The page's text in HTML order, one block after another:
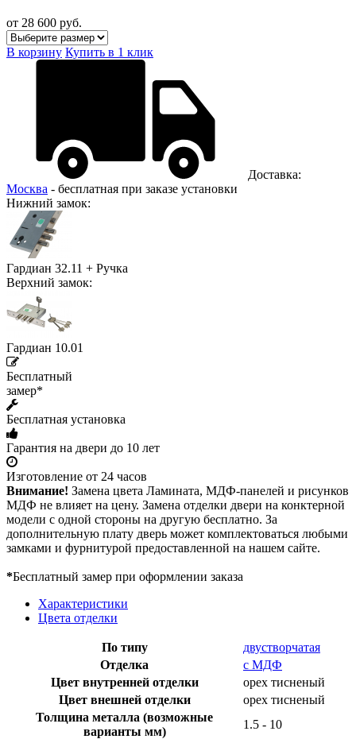
от 28 600 руб.
В корзину Купить в 1 клик
Доставка:
Москва - бесплатная при заказе установки
Нижний замок:
Гардиан 32.11 + Ручка
Верхний замок:
Гардиан 10.01
Бесплатный
замер*
Бесплатная установка
Гарантия на двери до 10 лет
Изготовление от 24 часов
Внимание! Замена цвета Ламината, МДФ-панелей и рисунков
МДФ не влияет на цену. Замена отделки двери на конктерной
модели с одной стороны на другую бесплатно. За
дополнительную плату дверь может комплектоваться любыми
замками и фурнитурой предоставленной на нашем сайте.
*Бесплатный замер при оформлении заказа
Характеристики
Цвета отделки
По типу
двустворчатая
Отделка
с МДФ
Цвет внутренней отделки
орех тисненый
Цвет внешней отделки
орех тисненый
Толщина металла (возможные
варианты мм)
1.5 - 10